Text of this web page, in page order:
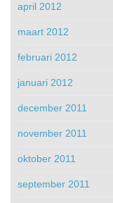
april 2012
maart 2012
februari 2012
januari 2012
december 2011
november 2011
oktober 2011
september 2011